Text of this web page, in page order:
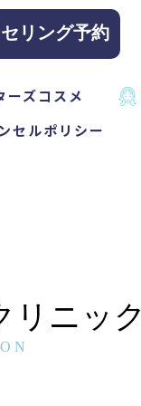
リング予約
ーズコスメ
セルポリシー
リニック